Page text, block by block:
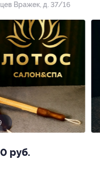
Вражек, д. 37/16
руб.